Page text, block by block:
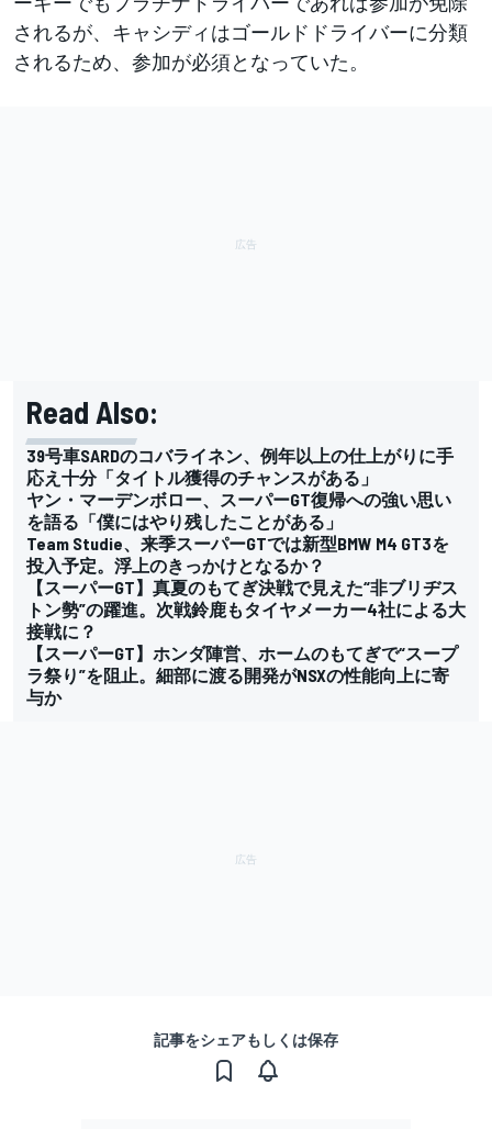
されるが、キャシディはゴールドドライバーに分類
されるため、参加が必須となっていた。
Read Also:
39号車SARDのコバライネン、例年以上の仕上がりに手
応え十分「タイトル獲得のチャンスがある」
ヤン・マーデンボロー、スーパーGT復帰への強い思い
を語る「僕にはやり残したことがある」
Team Studie、来季スーパーGTでは新型BMW M4 GT3を
投入予定。浮上のきっかけとなるか？
【スーパーGT】真夏のもてぎ決戦で見えた“非ブリヂス
トン勢”の躍進。次戦鈴鹿もタイヤメーカー4社による大
接戦に？
【スーパーGT】ホンダ陣営、ホームのもてぎで“スープ
ラ祭り”を阻止。細部に渡る開発がNSXの性能向上に寄
与か
記事をシェアもしくは保存